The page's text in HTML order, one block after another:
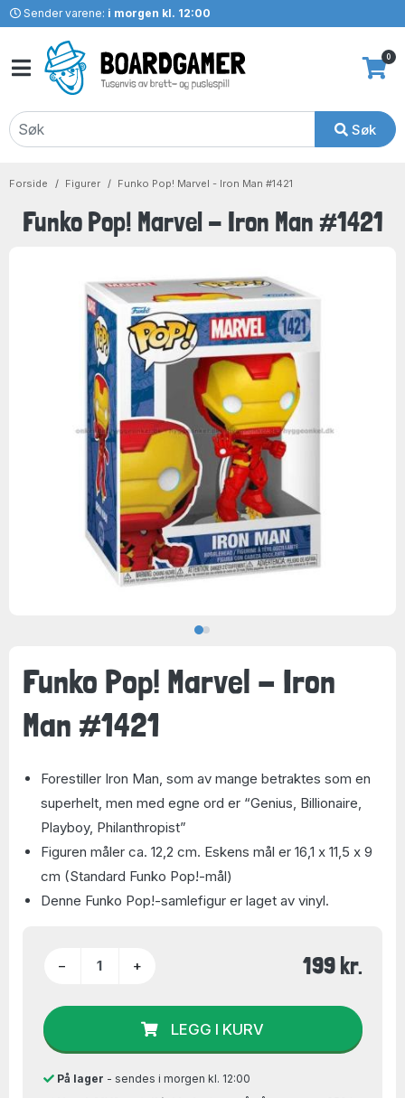
Sender varene: i morgen kl. 12:00
Søk
0
Forside Figurer Funko Pop! Marvel - Iron Man #1421
Funko Pop! Marvel - Iron Man #1421
Funko Pop! Marvel - Iron
Man #1421
Forestiller Iron Man, som av mange betraktes som en
superhelt, men med egne ord er “Genius, Billionaire,
Playboy, Philanthropist”
Figuren måler ca. 12,2 cm. Eskens mål er 16,1 x 11,5 x 9
cm (Standard Funko Pop!-mål)
Denne Funko Pop!-samlefigur er laget av vinyl.
− + 199 kr.
LEGG I KURV
På lager - sendes i morgen kl. 12:00